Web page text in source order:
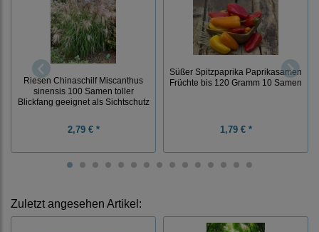
Riesen Chinaschilf Miscanthus
sinensis 100 Samen toller
Blickfang geeignet als Sichtschutz
2,79 € *
Süßer Spitzpaprika Paprikasamen
Früchte bis 120 Gramm 10 Samen
1,79 € *
Zuletzt angesehen Artikel: